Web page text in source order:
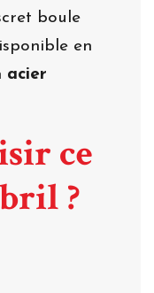
boule
en
acier
ce
?